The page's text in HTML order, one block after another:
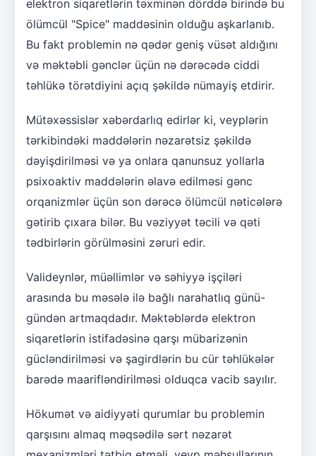
elektron siqaretlərin təxminən dörddə birində bu
ölümcül "Spice" maddəsinin olduğu aşkarlanıb.
Bu fakt problemin nə qədər geniş vüsət aldığını
və məktəbli gənclər üçün nə dərəcədə ciddi
təhlükə törətdiyini açıq şəkildə nümayiş etdirir.
Mütəxəssislər xəbərdarlıq edirlər ki, veyplərin
tərkibindəki maddələrin nəzarətsiz şəkildə
dəyişdirilməsi və ya onlara qanunsuz yollarla
psixoaktiv maddələrin əlavə edilməsi gənc
orqanizmlər üçün son dərəcə ölümcül nəticələrə
gətirib çıxara bilər. Bu vəziyyət təcili və qəti
tədbirlərin görülməsini zəruri edir.
Valideynlər, müəllimlər və səhiyyə işçiləri
arasında bu məsələ ilə bağlı narahatlıq günü-
gündən artmaqdadır. Məktəblərdə elektron
siqaretlərin istifadəsinə qarşı mübarizənin
gücləndirilməsi və şagirdlərin bu cür təhlükələr
barədə maarifləndirilməsi olduqca vacib sayılır.
Hökumət və aidiyyəti qurumlar bu problemin
qarşısını almaq məqsədilə sərt nəzarət